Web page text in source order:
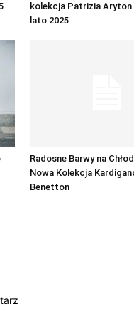
kolekcja Patrizia Aryton
lato 2025
Radosne Barwy na
Nowa Kolekcja
Benetton